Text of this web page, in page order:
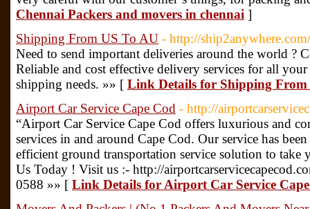
Chennai Packers and movers in chennai ]
Shipping From US To AU - http://ship2anywhere.com/
Need to send important deliveries around the world ?
Reliable and cost effective delivery services for all
shipping needs. »» [ Link Details for Shipping From
Airport Car Service Cape Cod - http://
“Airport Car Service Cape Cod offers luxurious and
services in and around Cape Cod. Our service has
efficient ground transportation service solution to
Us Today ! Visit us :- http://
0588 »» [ Link Details for Airport Car Service